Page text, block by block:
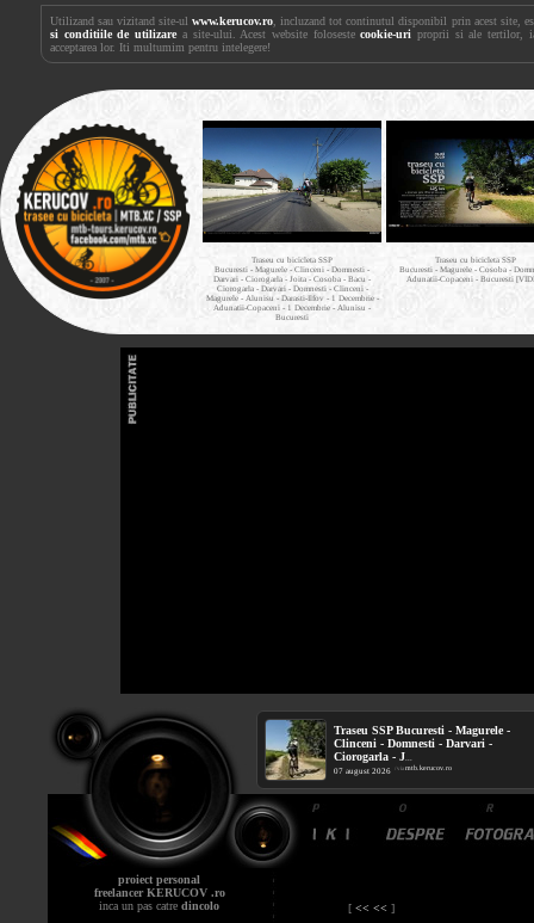
Utilizand sau vizitand site-ulwww.kerucov.ro , incluzand tot continutul disponibil prin acest site,
si conditiile de utilizare a site-ului. Acest website folosestecookie-uri proprii si ale tertilor,
acceptarea lor. Iti multumim pentru intelegere!
Traseu cu bicicleta SSP
Bucuresti - Magurele - Clinceni - Domnesti -
Darvari - Ciorogarla - Joita - Cosoba - Bacu -
Ciorogarla - Darvari - Domnesti - Clinceni -
Magurele - Alunisu - Darasti-Ilfov - 1 Decembrie -
Adunatii-Copaceni - 1 Decembrie - Alunisu -
Bucuresti
Traseu cu bicicleta SSP
Bucuresti - Magurele - Cosoba -
Adunatii-Copaceni - Bucuresti
Traseu SSP Bucuresti - Magurele -
Clinceni - Domnesti - Darvari -
Ciorogarla - J...
07 august 2026 / via mtb.kerucov.ro
proiect personal
freelancer KERUCOV .ro
inca un pas catre dincolo
[<< << ]